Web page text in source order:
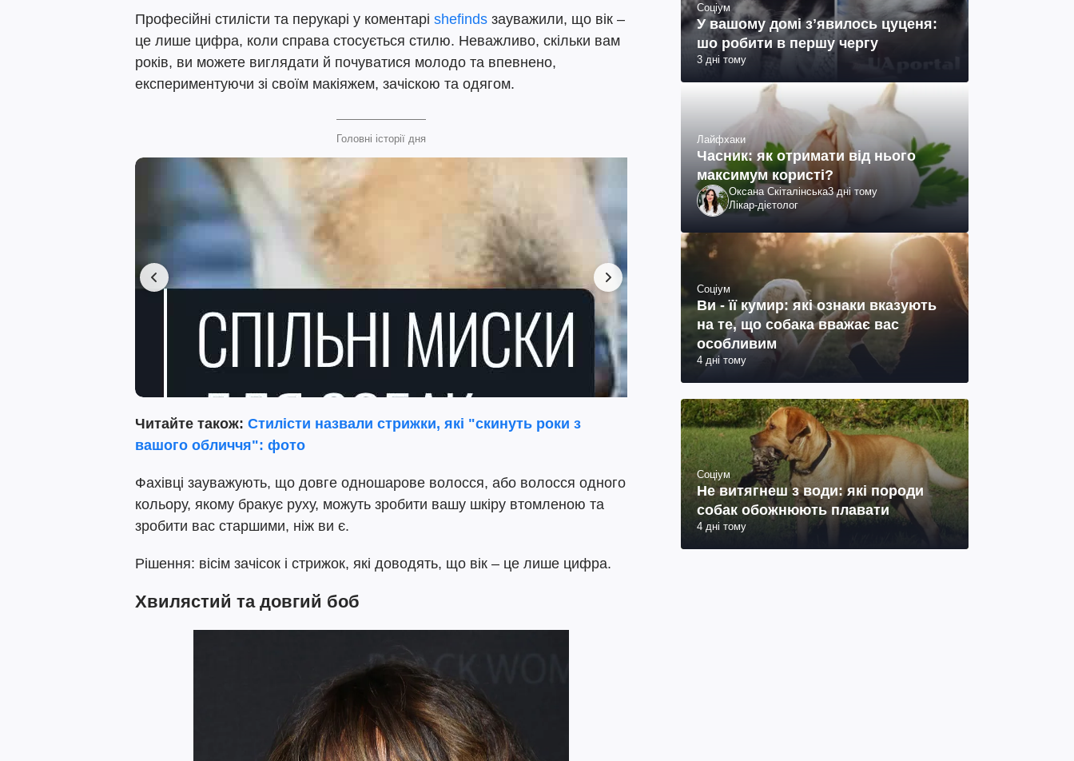
Професійні стилісти та перукарі у коментарі shefinds зауважили, що вік –
це лише цифра, коли справа стосується стилю. Неважливо, скільки вам
років, ви можете виглядати й почуватися молодо та впевнено,
експериментуючи зі своїм макіяжем, зачіскою та одягом.
Головні історії дня
Читайте також: Стилісти назвали стрижки, які "скинуть роки з
вашого обличчя": фото
Фахівці зауважують, що довге одношарове волосся, або волосся одного
кольору, якому бракує руху, можуть зробити вашу шкіру втомленою та
зробити вас старшими, ніж ви є.
Рішення: вісім зачісок і стрижок, які доводять, що вік – це лише цифра.
Хвилястий та довгий боб
Соціум
У вашому домі зʼявилось цуценя:
шо робити в першу чергу
3 дні тому
Лайфхаки
Часник: як отримати від нього
максимум користі?
Оксана Скіталінська3 дні тому
Лікар-дієтолог
Соціум
Ви - її кумир: які ознаки вказують
на те, що собака вважає вас
особливим
4 дні тому
Соціум
Не витягнеш з води: які породи
собак обожнюють плавати
4 дні тому